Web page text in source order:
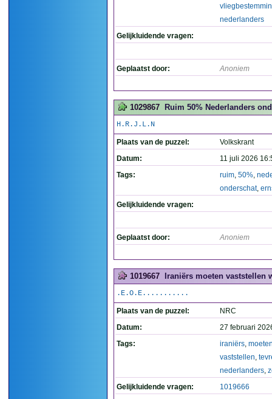
nederlanders
Gelijkluidende vragen:
Geplaatst door: Anoniem
1029867 Ruim 50% Nederlanders
H.R.J.L.N
Plaats van de puzzel:
Volkskrant
Datum:
11 juli 2026
Tags:
ruim, 50%,
onderschat,
Gelijkluidende vragen:
Geplaatst door: Anoniem
1019667 Iraniërs moeten vaststellen
.E.O.E...........
Plaats van de puzzel:
NRC
Datum:
27 februari
Tags:
iraniërs,
vaststellen,
nederlanders,
Gelijkluidende vragen:
1019666